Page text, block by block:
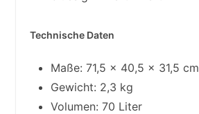
Technische Daten
Maße: 71,5 × 40,5 × 31,5 cm
Gewicht: 2,3 kg
Volumen: 70 Liter